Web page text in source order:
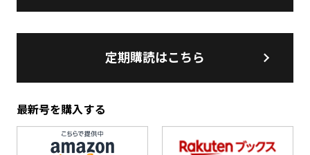
定期購読はこちら
最新号を購入する